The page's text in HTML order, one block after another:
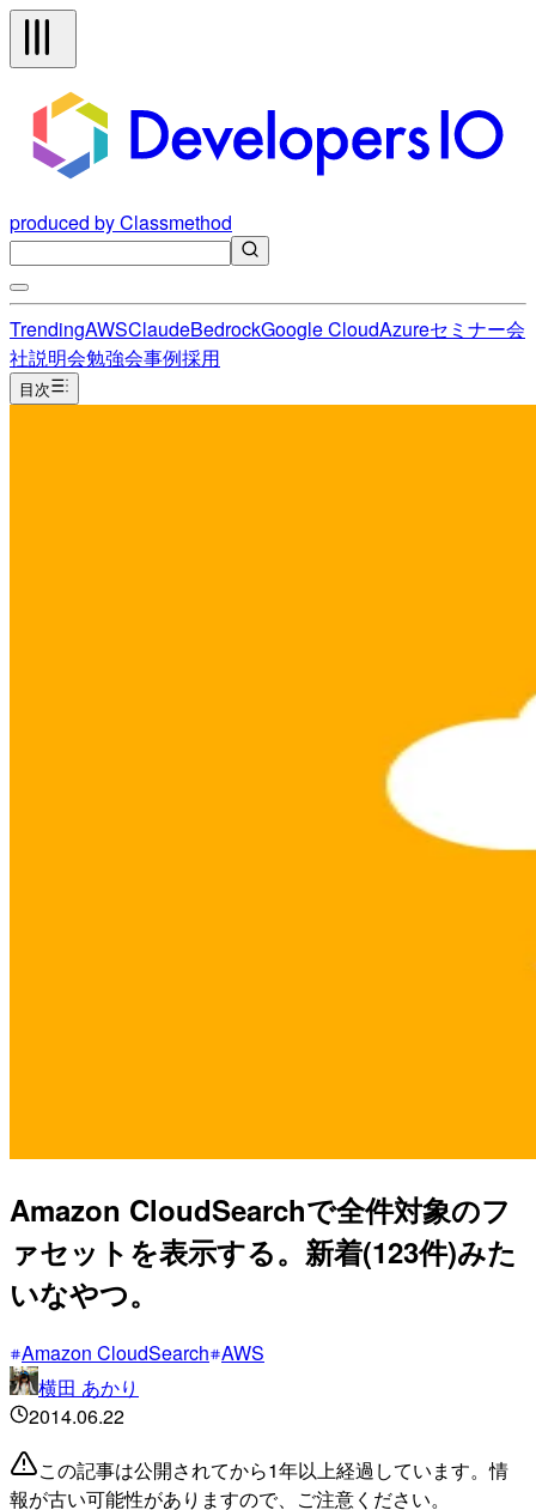
produced by Classmethod
TrendingAWSClaudeBedrockGoogle CloudAzureセミナー会
社説明会勉強会事例採用
目次
Amazon CloudSearchで全件対象のフ
ァセットを表示する。新着(123件)みた
いなやつ。
Amazon CloudSearch AWS
横田 あかり
2014.06.22
この記事は公開されてから1年以上経過しています。情
報が古い可能性がありますので、ご注意ください。